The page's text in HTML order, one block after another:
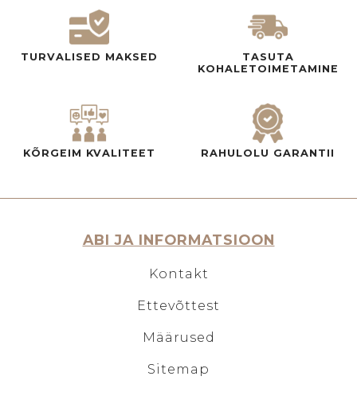
TURVALISED MAKSED
TASUTA
KOHALETOIMETAMINE
KÕRGEIM KVALITEET RAHULOLU GARANTII
ABI JA INFORMATSIOON
Kontakt
Ettevõttest
Määrused
Sitemap